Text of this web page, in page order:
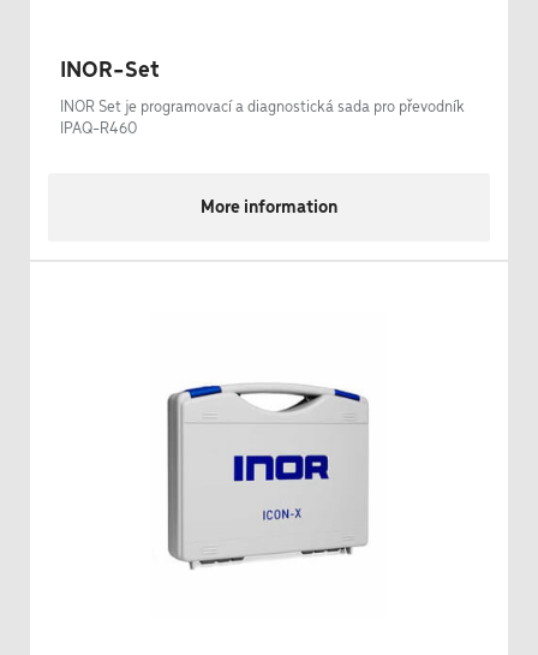
INOR-Set
INOR Set je programovací a diagnostická sada pro převodník
IPAQ-R460
More information